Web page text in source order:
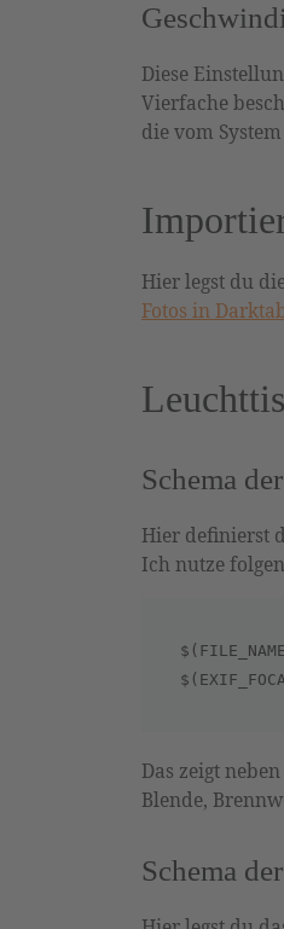
Diese
Vierfache
die vom
Hier legst du
Fotos in
Schema
Hier definierst
Ich nutze
Das zeigt
Blende,
Schema